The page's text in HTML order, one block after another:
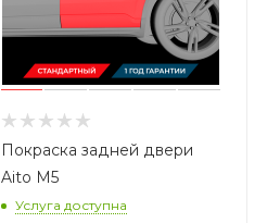
Покраска задней двери
Aito M5
Услуга доступна